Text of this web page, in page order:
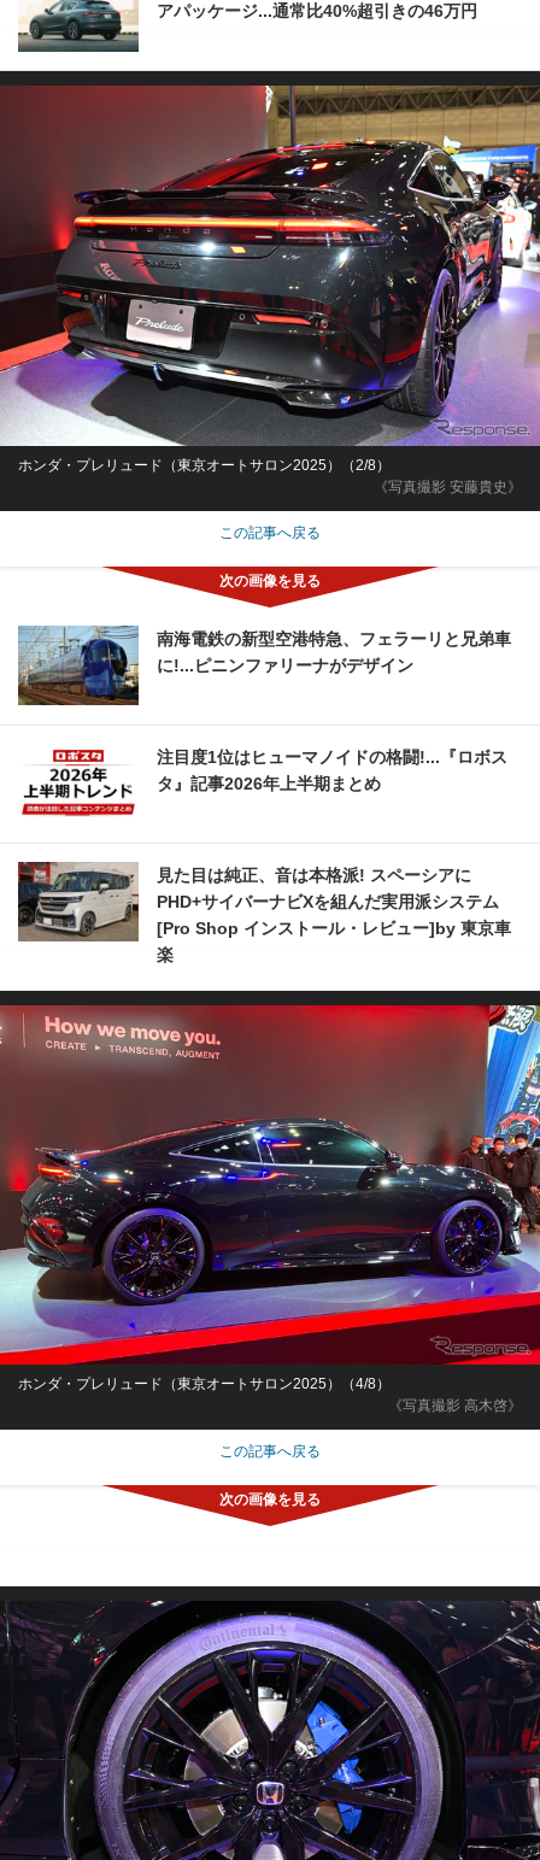
アパッケージ...通常比40%超引きの46万円
《写真撮影 安藤貴史》
ホンダ・プレリュード（東京オートサロン2025）（2/8）
この記事へ戻る
南海電鉄の新型空港特急、フェラーリと兄弟車
に!...ピニンファリーナがデザイン
注目度1位はヒューマノイドの格闘!...『ロボス
タ』記事2026年上半期まとめ
見た目は純正、音は本格派! スペーシアに
PHD+サイバーナビXを組んだ実用派システム
[Pro Shop インストール・レビュー]by 東京車
楽
《写真撮影 高木啓》
ホンダ・プレリュード（東京オートサロン2025）（4/8）
この記事へ戻る